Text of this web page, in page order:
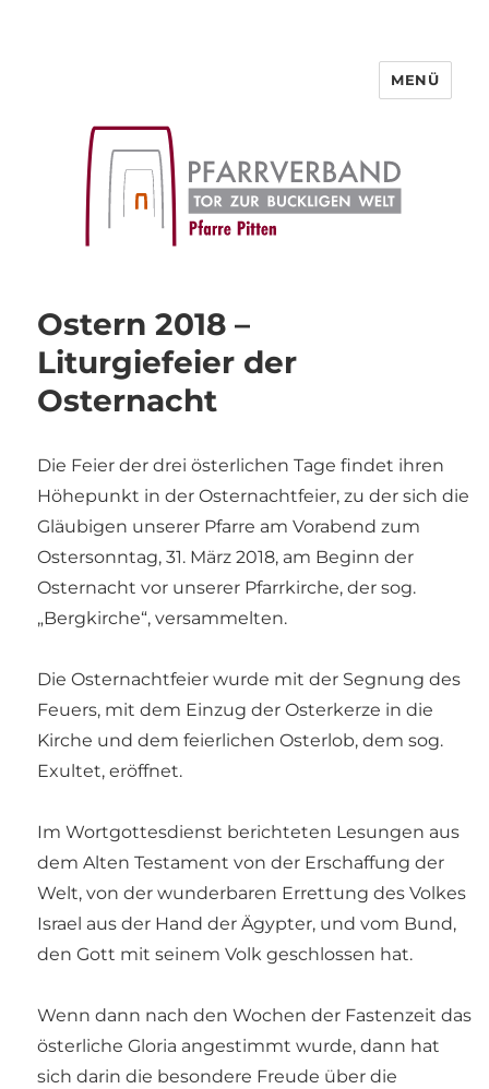
MENÜ
Ostern 2018 –
Liturgiefeier der
Osternacht
Die Feier der drei österlichen Tage findet ihren
Höhepunkt in der Osternachtfeier, zu der sich die
Gläubigen unserer Pfarre am Vorabend zum
Ostersonntag, 31. März 2018, am Beginn der
Osternacht vor unserer Pfarrkirche, der sog.
„Bergkirche“, versammelten.
Die Osternachtfeier wurde mit der Segnung des
Feuers, mit dem Einzug der Osterkerze in die
Kirche und dem feierlichen Osterlob, dem sog.
Exultet, eröffnet.
Im Wortgottesdienst berichteten Lesungen aus
dem Alten Testament von der Erschaffung der
Welt, von der wunderbaren Errettung des Volkes
Israel aus der Hand der Ägypter, und vom Bund,
den Gott mit seinem Volk geschlossen hat.
Wenn dann nach den Wochen der Fastenzeit das
österliche Gloria angestimmt wurde, dann hat
sich darin die besondere Freude über die